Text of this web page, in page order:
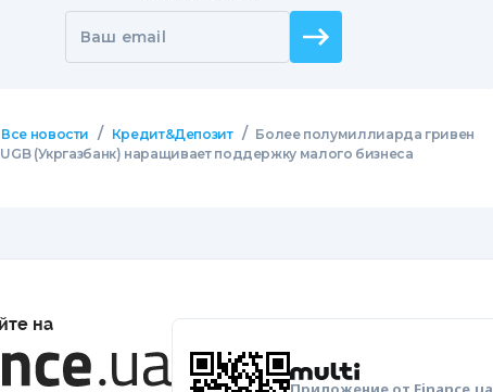
Ваш email
Все новости / Кредит&Депозит / Более полумиллиарда гривен
(Укргазбанк) наращивает поддержку малого бизнеса
на